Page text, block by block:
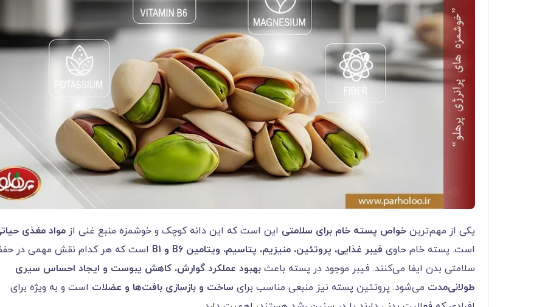
یکی از مهم‌ترین خواص پسته خام برای سلامتی این است که این دانه کوچک و خوشمزه منبع غنی از مواد مغذی
است. پسته خام حاوی فیبر غذایی، پروتئین، منیزیم، پتاسیم، ویتامین و
است که هر کدام نقش مهمی در
سلامتی بدن ایفا می‌کنند. فیبر موجود در پسته باعث بهبود عملکرد گوارش، کاهش یبوست و ایجاد احساس سیری
طولانی‌مدت می‌شود. پروتئین پسته نیز منبعی مناسب برای ساخت و بازسازی بافت‌ها و عضلات است و به ویژه برای